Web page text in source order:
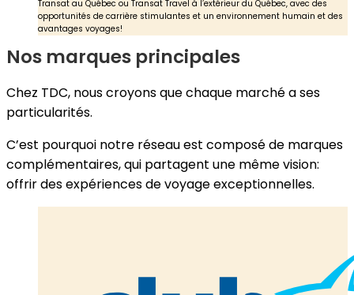
Transat au Québec ou Transat Travel à l’extérieur du Québec, avec des
opportunités de carrière stimulantes et un environnement humain et des
avantages voyages!
Nos marques principales
Chez TDC, nous croyons que chaque marché a ses
particularités.
C’est pourquoi notre réseau est composé de marques
complémentaires, qui partagent une même vision:
offrir des expériences de voyage exceptionnelles.